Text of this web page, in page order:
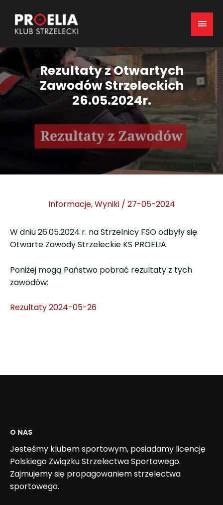
Main
Rezultaty z Otwartych
Zawodów Strzeleckich
26.05.2024r.
Informacje,Wyniki/ 27-05-2024
W dniu 26.05.2024 r. na Strzelnicy FSO odbyły się
Otwarte Zawody Strzeleckie KS PROELIA.
Poniżej mogą Państwo pobrać rezultaty z tych
zawodów:
Rezultaty 2024-05-26
O NAS
Jesteśmy klubem sportowym, posiadamy licencję
Polskiego Związku Strzelectwa Sportowego.
Zajmujemy się propagowaniem strzelectwa
sportowego.